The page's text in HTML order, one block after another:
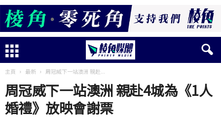
主頁 最新 周冠威下一站澳洲 親赴...
周冠威下一站澳洲 親赴4城為《1人
婚禮》放映會謝票